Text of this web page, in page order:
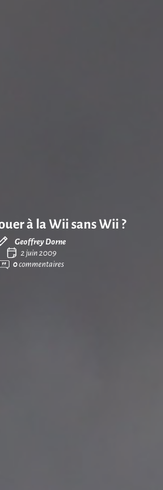
à la Wii sans Wii ?
Geoffrey Dorne
2 juin 2009
0commentaires